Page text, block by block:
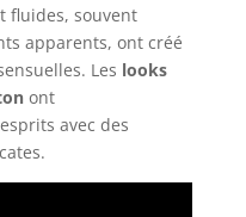
fluides, souvent
apparents, ont créé
Les looks
ont
avec des